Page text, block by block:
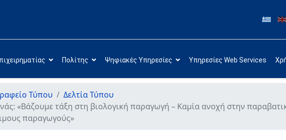
Πολίτης Ψηφιακές Υπηρεσίες Υπηρεσίες Web Services
Τύπου
Δελτία Τύπου
«Βάζουμε τάξη στη βιολογική παραγωγή – Καμία ανοχή στην
παραγωγούς»